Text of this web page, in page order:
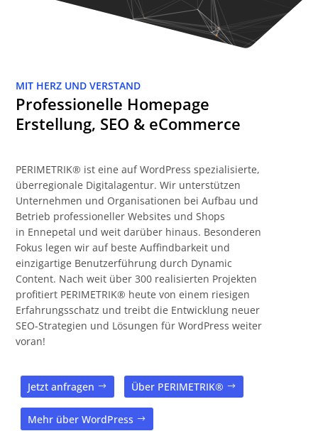
MIT HERZ UND VERSTAND
Professionelle Homepage
Erstellung, SEO & eCommerce
PERIMETRIK® ist eine auf WordPress spezialisierte,
überregionale Digitalagentur. Wir unterstützen
Unternehmen und Organisationen bei Aufbau und
Betrieb professioneller Websites und Shops
in Ennepetal und weit darüber hinaus. Besonderen
Fokus legen wir auf beste Auffindbarkeit und
einzigartige Benutzerführung durch Dynamic
Content. Nach weit über 300 realisierten Projekten
profitiert PERIMETRIK® heute von einem riesigen
Erfahrungsschatz und treibt die Entwicklung neuer
SEO-Strategien und Lösungen für WordPress weiter
voran!
Jetzt anfragen Über PERIMETRIK®
Mehr über WordPress